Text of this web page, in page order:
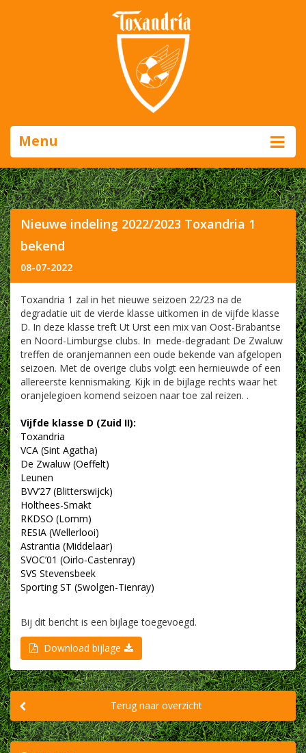
Menu
Nieuwe indeling 2022/2023 Toxandria 1
bekend
08-07-2022
Toxandria 1 zal in het nieuwe seizoen 22/23 na de
degradatie uit de vierde klasse uitkomen in de vijfde klasse
D. In deze klasse treft Ut Urst een mix van Oost-Brabantse
en Noord-Limburgse clubs. In mede-degradant De Zwaluw
treffen de oranjemannen een oude bekende van afgelopen
seizoen. Met de overige clubs volgt een hernieuwde of een
allereerste kennismaking. Kijk in de bijlage rechts waar het
oranjelegioen komend seizoen naar toe zal reizen. .
Vijfde klasse D (Zuid II):
Toxandria
VCA (Sint Agatha)
De Zwaluw (Oeffelt)
Leunen
BVV’27 (Blitterswijck)
Holthees-Smakt
RKDSO (Lomm)
RESIA (Wellerlooi)
Astrantia (Middelaar)
SVOC’01 (Oirlo-Castenray)
SVS Stevensbeek
Sporting ST (Swolgen-Tienray)
Bij dit bericht is een bijlage toegevoegd.
Download bijlage
Terug naar overzicht